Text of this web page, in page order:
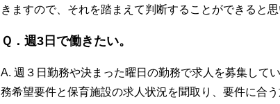
きますので、それを踏まえて判断することができると思
Ｑ．週3日で働きたい。
A. 週３日勤務や決まった曜日の勤務で求人を募集して
務希望要件と保育施設の求人状況を聞取り、要件に合う